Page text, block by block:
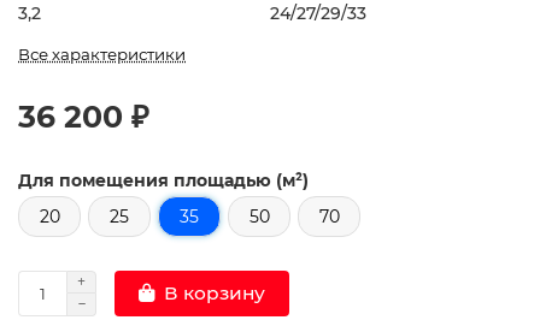
3,2 24/27/29/33
Все характеристики
36 200 ₽
Для помещения площадью (м²)
20
25 35 50 70
В корзину